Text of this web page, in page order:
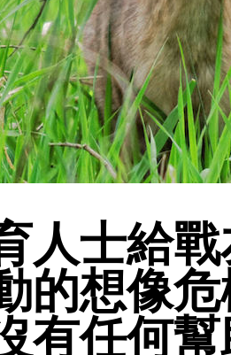
人士給
的想像
有任何幫